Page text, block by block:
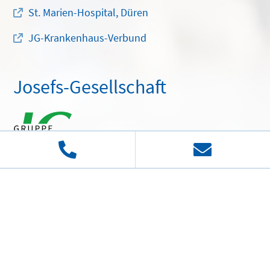
St. Marien-Hospital, Düren
JG-Krankenhaus-Verbund
Josefs-Gesellschaft